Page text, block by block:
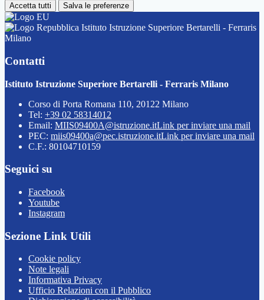
Accetta tutti Salva le preferenze
Istituto Istruzione Superiore Bertarelli - Ferraris
Milano
Contatti
Istituto Istruzione Superiore Bertarelli - Ferraris Milano
Corso di Porta Romana 110, 20122 Milano
Tel: +39 02 58314012
Email: MIIS09400A@istruzione.itLink per inviare una mail
PEC: miis09400a@pec.istruzione.itLink per inviare una mail
C.F.: 80104710159
Seguici su
Facebook
Youtube
Instagram
Sezione Link Utili
Cookie policy
Note legali
Informativa Privacy
Ufficio Relazioni con il Pubblico